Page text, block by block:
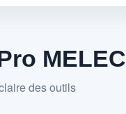
MELEC
des outils